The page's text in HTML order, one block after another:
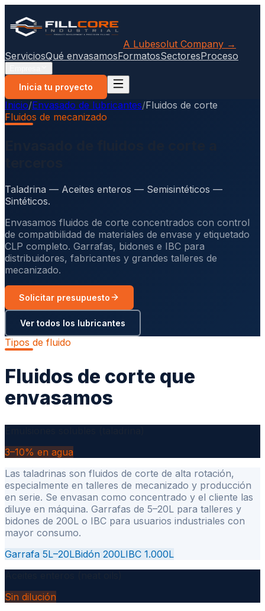
A Lubesolut Company →
ServiciosQué envasamosFormatosSectoresProceso
Inicia tu proyecto
Inicio/Envasado de lubricantes/Fluidos de corte
Fluidos de mecanizado
Taladrina — Aceites enteros — Semisintéticos —
Sintéticos.
Envasamos fluidos de corte concentrados con control
de compatibilidad de materiales de envase y etiquetado
CLP completo. Garrafas, bidones e IBC para
distribuidores, fabricantes y grandes talleres de
mecanizado.
Solicitar presupuesto
Ver todos los lubricantes
Tipos de fluido
Fluidos de corte que
envasamos
3–10% en agua
Las taladrinas son fluidos de corte de alta rotación,
especialmente en talleres de mecanizado y producción
en serie. Se envasan como concentrado y el cliente las
diluye en máquina. Garrafas de 5–20L para talleres y
bidones de 200L o IBC para usuarios industriales con
mayor consumo.
Garrafa 5L–20LBidón 200LIBC 1.000L
Sin dilución